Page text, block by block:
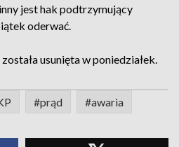
jest hak podtrzymujący
oderwać.
usunięta w poniedziałek.
#prąd #awaria